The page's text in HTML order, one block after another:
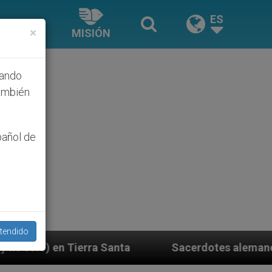
MISIÓN
ES
Sacerdotes alemanes fieles al Papa
×
de